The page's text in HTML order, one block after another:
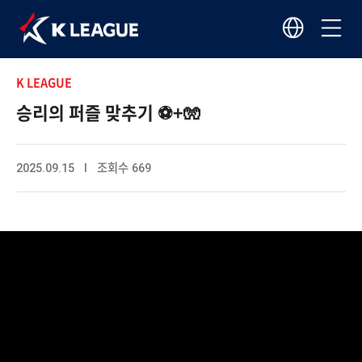
K LEAGUE
승리의 퍼즐 맞추기 ⚽+🧤
2025.09.15 I 조회수 669